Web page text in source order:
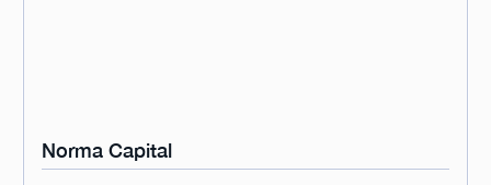
Norma Capital